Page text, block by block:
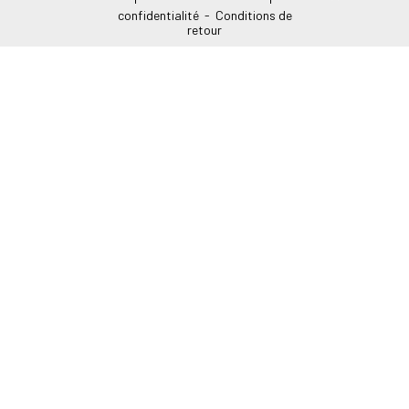
confidentialité- Conditions de
retour